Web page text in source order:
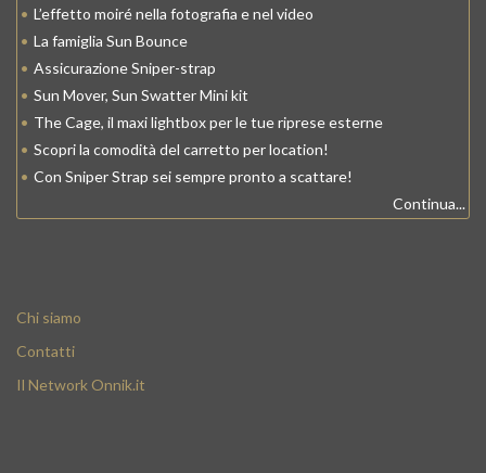
• L’effetto moiré nella fotografia e nel video
• La famiglia Sun Bounce
• Assicurazione Sniper-strap
• Sun Mover, Sun Swatter Mini kit
• The Cage, il maxi lightbox per le tue riprese esterne
• Scopri la comodità del carretto per location!
• Con Sniper Strap sei sempre pronto a scattare!
Continua...
Chi siamo
Contatti
Il Network Onnik.it